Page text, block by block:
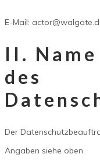
E-Mail:
II.
des
Der
Angaben siehe oben.